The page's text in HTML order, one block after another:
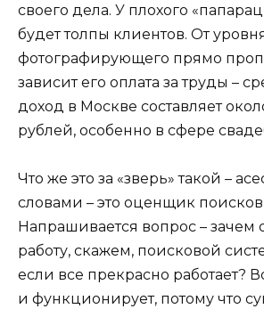
своего дела. У плохого
будет толпы клиентов. От
фотографирующего прямо
зависит его оплата за труды –
доход в Москве составляет
рублей, особенно в сфере
Что же это за «зверь» такой –
словами – это оценщик
Напрашивается вопрос – зачем
работу, скажем, поисковой
если все прекрасно работает?
и функционирует, потому что